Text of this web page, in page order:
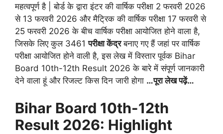
महत्वपूर्ण है | बोर्ड के द्वारा इंटर की वार्षिक परीक्षा 2 फरवरी 2026
से 13 फरवरी 2026 और मैट्रिक की वार्षिक परीक्षा 17 फरवरी से
25 फरवरी 2026 के बीच वार्षिक परीक्षा आयोजित होने वाला है,
जिसके लिए कुल 3461परीक्षा केंद्रबनाए गए हैं जहां पर वार्षिक
परीक्षा आयोजित होने वाली है, इस लेख में विस्तार पूर्वक Bihar
Board 10th-12th Result 2026 के बारे में संपूर्ण जानकारी
देने वाला हूं और रिजल्ट किस दिन जारी होगा …पूरा लेख पढ़ें…
Bihar Board 10th-12th
Result 2026: Highlight